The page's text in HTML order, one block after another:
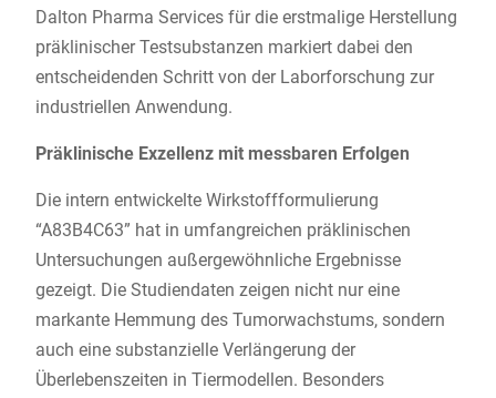
Dalton Pharma Services für die erstmalige Herstellung
präklinischer Testsubstanzen markiert dabei den
entscheidenden Schritt von der Laborforschung zur
industriellen Anwendung.
Präklinische Exzellenz mit messbaren Erfolgen
Die intern entwickelte Wirkstoffformulierung
“A83B4C63” hat in umfangreichen präklinischen
Untersuchungen außergewöhnliche Ergebnisse
gezeigt. Die Studiendaten zeigen nicht nur eine
markante Hemmung des Tumorwachstums, sondern
auch eine substanzielle Verlängerung der
Überlebenszeiten in Tiermodellen. Besonders